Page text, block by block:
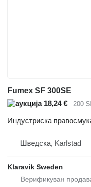
Fumex SF 300SE
18,24 €
200
Индустриска
Шведска, Karlstad
Klaravik Sweden